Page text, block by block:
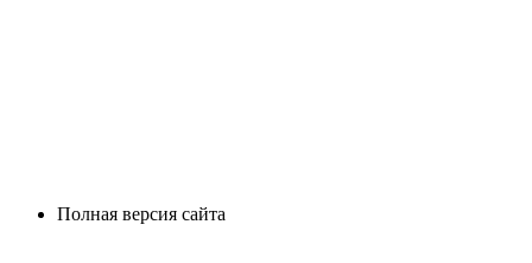
Полная версия сайта